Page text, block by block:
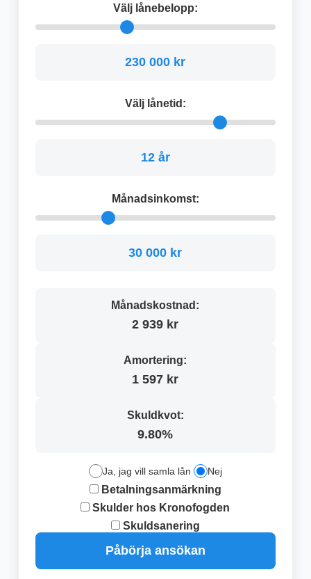
Välj lånebelopp:
230 000 kr
Välj lånetid:
12 år
Månadsinkomst:
30 000 kr
Månadskostnad:
2 939 kr
Amortering:
1 597 kr
Skuldkvot:
9.80%
Ja, jag vill samla lån Nej
Betalningsanmärkning
Skulder hos Kronofogden
Skuldsanering
Påbörja ansökan